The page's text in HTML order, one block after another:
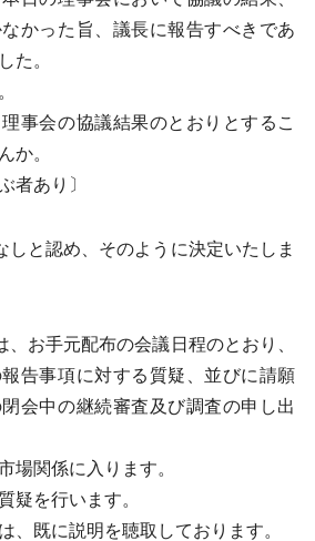
かった旨、議長に報告すべきであ
た。
事会の協議結果のとおりとするこ
か。
者あり〕
と認め、そのように決定いたしま
お手元配布の会議日程のとおり、
告事項に対する質疑、並びに請願
会中の継続審査及び調査の申し出
関係に入ります。
疑を行います。
、既に説明を聴取しております。